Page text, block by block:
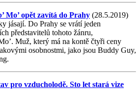
Mo’ opět zavítá do Prahy (28.5.2019)
jásají. Do Prahy se vrátí jeden
představitelů tohoto žánru,
Muž, který má na kontě čtyři ceny
osobnostmi, jako jsou Buddy Guy,
pro vzducholodě. Sto let stará vize